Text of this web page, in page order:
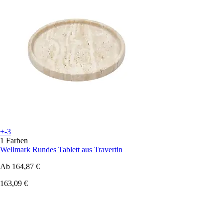
+-3
1 Farben
Wellmark Rundes Tablett aus Travertin
Ab 164,87 €
163,09 €